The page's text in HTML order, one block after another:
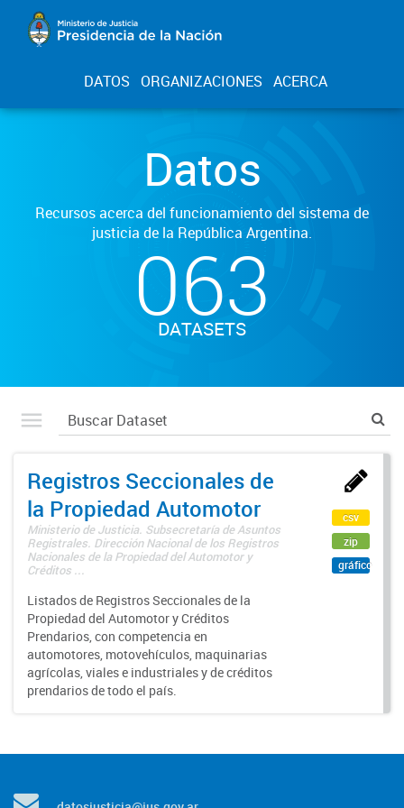
DATOS ORGANIZACIONES ACERCA
Datos
Recursos acerca del funcionamiento del sistema de
justicia de la República Argentina.
063
DATASETS
Registros Seccionales de
la Propiedad Automotor
Ministerio de Justicia. Subsecretaría de Asuntos
Registrales. Dirección Nacional de los Registros
Nacionales de la Propiedad del Automotor y
Créditos ...
Listados de Registros Seccionales de la
Propiedad del Automotor y Créditos
Prendarios, con competencia en
automotores, motovehículos, maquinarias
agrícolas, viales e industriales y de créditos
prendarios de todo el país.
csv
zip
gráfico